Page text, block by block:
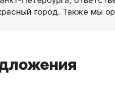
город. Также мы